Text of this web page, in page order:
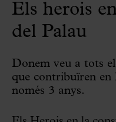
Els herois
del Palau
Donem veu a tots
que contribuïren en
només 3 anys. ​ ​